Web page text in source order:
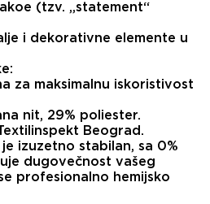
(tzv. „statement“
i dekorativne elemente u
za maksimalnu iskoristivost
nit, 29% poliester.
Beograd.
izuzetno stabilan, sa 0%
dugovečnost vašeg
profesionalno hemijsko